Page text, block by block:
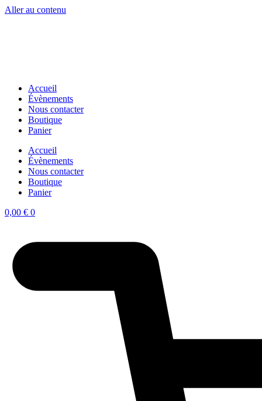
Aller au contenu
Accueil
Évènements
Nous contacter
Boutique
Panier
Accueil
Évènements
Nous contacter
Boutique
Panier
0,00 € 0